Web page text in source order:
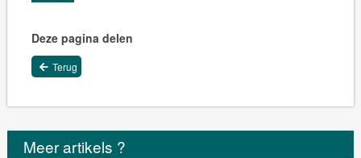
Deze pagina delen
Terug
Meer artikels ?